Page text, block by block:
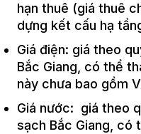
hạn thuê (giá thuê
dựng kết cấu hạ
Giá điện: giá theo
Bắc Giang, có thể
này chưa bao gồm
Giá nước: giá theo
sạch Bắc Giang, có